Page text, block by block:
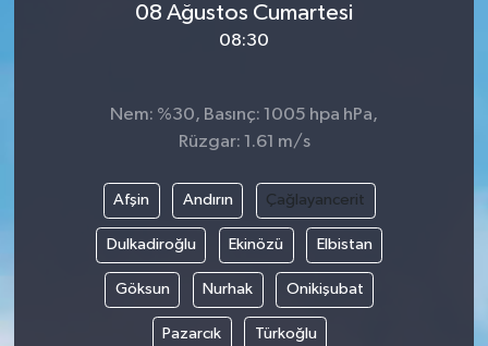
08 Ağustos Cumartesi
08:30
Nem: %30, Basınç: 1005 hpa hPa,
Rüzgar: 1.61 m/s
Afşin Andırın Çağlayancerit
Dulkadiroğlu Ekinözü Elbistan
Göksun Nurhak Onikişubat
Pazarcık Türkoğlu